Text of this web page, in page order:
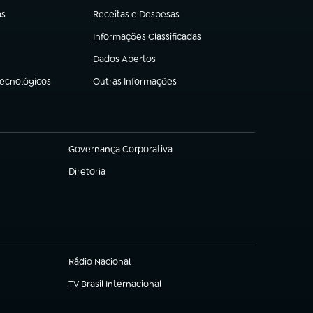
Receitas e Despesas
(abre em nova aba)
Informações Classificadas
(abre em nova aba)
Dados Abertos
(abre em nova aba)
Outras Informações
(abre em nova aba)
Governança Corporativa
(abre em nova aba)
Diretoria
(abre em nova aba)
Rádio Nacional
(abre em nova aba)
TV Brasil Internacional
(abre em nova aba)